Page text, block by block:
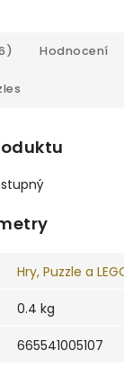
Hodnocení
Hry, Puzzle a
0.4 kg
665541005107